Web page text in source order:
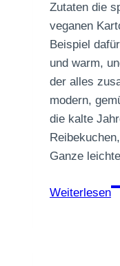
Zutaten die
veganen
Beispiel
und warm,
der alles
modern,
die kalte
Ganze
Weiterlesen